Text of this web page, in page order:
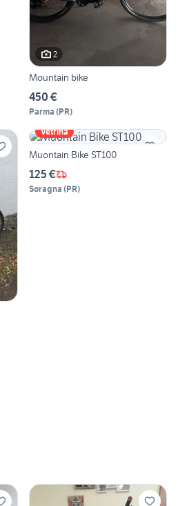
2
Mountain bike
450 €
Parma (PR)
Vetrina
Muontain Bike ST100
125 €
Soragna (PR)